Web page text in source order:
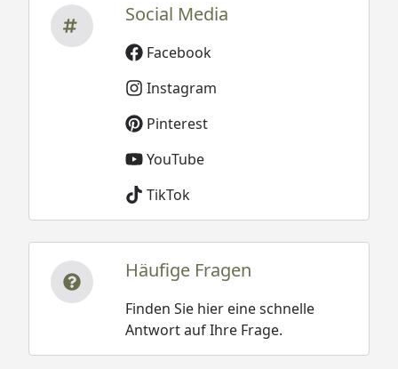
Social Media
Facebook
Instagram
Pinterest
YouTube
TikTok
Häufige Fragen
Finden Sie hier eine schnelle
Antwort auf Ihre Frage.